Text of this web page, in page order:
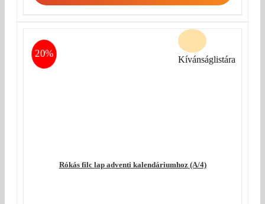
20%
Rókás filc lap adventi kalendáriumhoz (A/4)
Kívánságlistára